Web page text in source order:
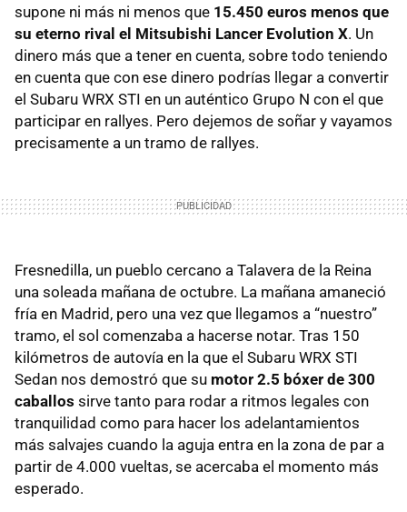
supone ni más ni menos que 15.450 euros menos que
su eterno rival el Mitsubishi Lancer Evolution X. Un
dinero más que a tener en cuenta, sobre todo teniendo
en cuenta que con ese dinero podrías llegar a convertir
el Subaru WRX STI en un auténtico Grupo N con el que
participar en rallyes. Pero dejemos de soñar y vayamos
precisamente a un tramo de rallyes.
Fresnedilla, un pueblo cercano a Talavera de la Reina
una soleada mañana de octubre. La mañana amaneció
fría en Madrid, pero una vez que llegamos a “nuestro”
tramo, el sol comenzaba a hacerse notar. Tras 150
kilómetros de autovía en la que el Subaru WRX STI
Sedan nos demostró que su motor 2.5 bóxer de 300
caballos sirve tanto para rodar a ritmos legales con
tranquilidad como para hacer los adelantamientos
más salvajes cuando la aguja entra en la zona de par a
partir de 4.000 vueltas, se acercaba el momento más
esperado.